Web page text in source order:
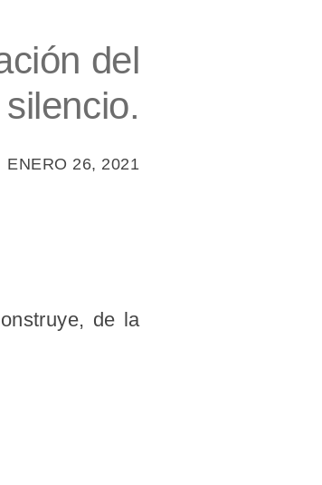
del
silencio.
ENERO 26, 2021
de la